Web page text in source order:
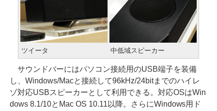
ツイータ 中低域スピーカー
サウンドバーにはパソコン接続用のUSB端子を装備
し、Windows/Macと接続して96kHz/24bitまでのハイレ
ゾ対応USBスピーカーとして利用できる。対応OSはWin
dows 8.1/10とMac OS 10.11以降。さらにWindows用ド